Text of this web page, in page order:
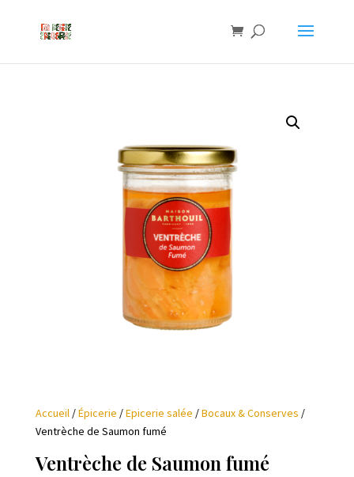
Accueil/Épicerie /Epicerie salée /Bocaux & Conserves /
Ventrèche de Saumon fumé
Ventrèche de Saumon fumé